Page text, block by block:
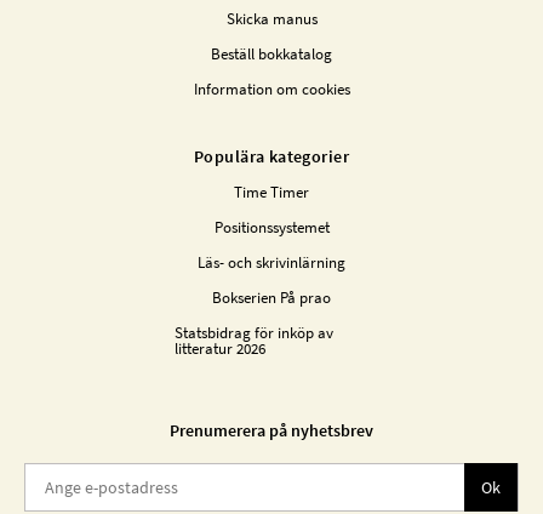
Skicka manus
Beställ bokkatalog
Information om cookies
Populära kategorier
Time Timer
Positionssystemet
Läs- och skrivinlärning
Bokserien På prao
Statsbidrag för inköp av
litteratur 2026
Prenumerera på nyhetsbrev
Ok